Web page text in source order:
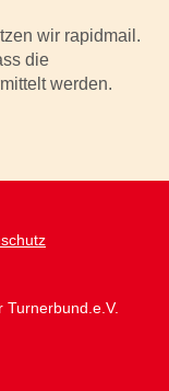
wir rapidmail.
die
werden.